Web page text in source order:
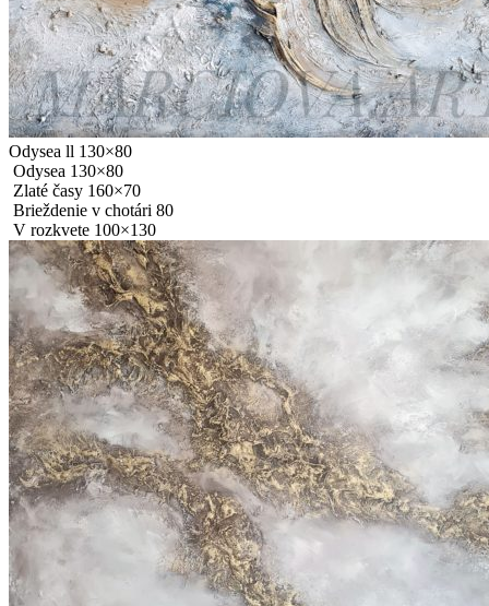
Odysea ll 130×80
Odysea 130×80
Zlaté časy 160×70
Brieždenie v chotári 80
V rozkvete 100×130